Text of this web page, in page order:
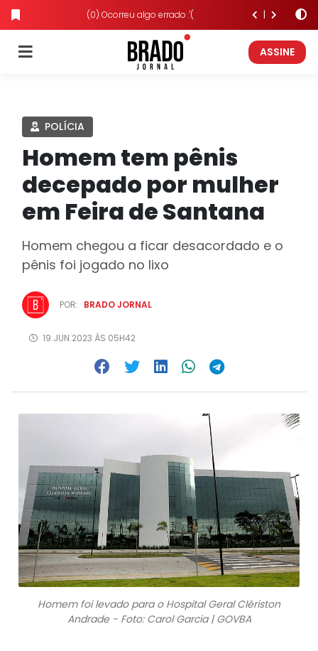
(0) Ocorreu algo errado :'(
ASSINE
POLÍCIA
Homem tem pênis
decepado por mulher
em Feira de Santana
Homem chegou a ficar desacordado e o
pênis foi jogado no lixo
POR: BRADO JORNAL
19.JUN.2023 ÀS 05H42
Homem foi levado para o Hospital Geral Clériston
Andrade - Foto: Carol Garcia | GOVBA